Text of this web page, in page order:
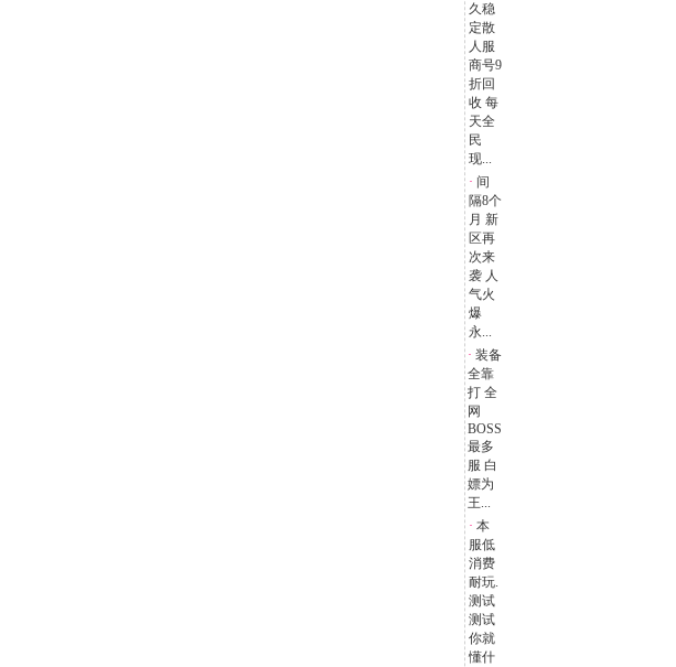
久稳
定散
人服
商号9
折回
收 每
天全
民
现...
· 间
隔8个
月 新
区再
次来
袭 人
气火
爆
永...
· 装备
全靠
打 全
网
BOSS
最多
服 白
嫖为
王...
· 本
服低
消费
耐玩.
测试
测试
你就
懂什